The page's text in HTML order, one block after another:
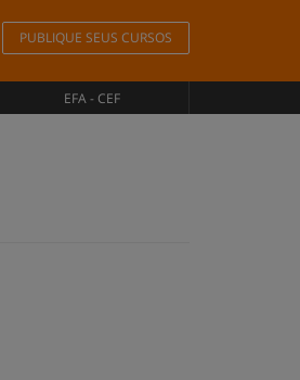
PUBLIQUE SEUS CURSOS
EFA - CEF